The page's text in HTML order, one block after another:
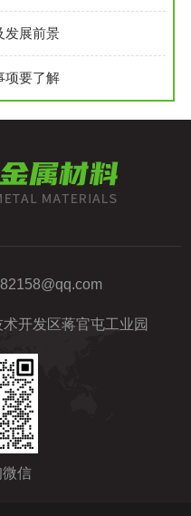
发展前景
项要了解
开发区蒋官屯工业园
微信